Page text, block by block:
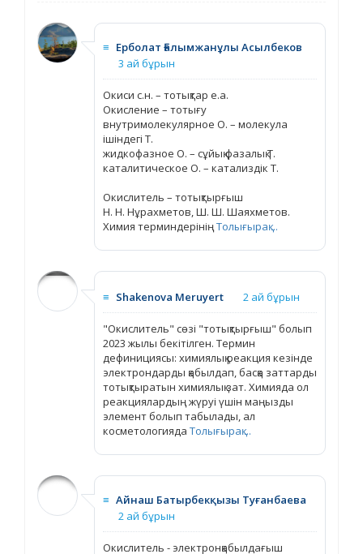
≡ Ерболат Ғалымжанұлы Асылбеков
3 ай бұрын
Окиси с.н. – тотықтар е.а.
Окисление – тотығу
внутримолекулярное О. – молекула
ішіндегі Т.
жидкофазное О. – сұйық фазалық Т.
каталитическое О. – катализдік Т.
Окислитель – тотықтырғыш
Н. Н. Нұрахметов, Ш. Ш. Шаяхметов.
Химия терминдерініңТолығырақ ...
≡ Shakenova Meruyert 2 ай бұрын
"Окислитель" сөзі "тотықтырғыш" болып
2023 жылы бекітілген. Термин
дефинициясы: химиялық реакция кезінде
электрондарды қабылдап, басқа заттарды
тотықтыратын химиялық зат. Химияда ол
реакциялардың жүруі үшін маңызды
элемент болып табылады, ал
косметологияда Толығырақ ...
≡ Айнаш Батырбекқызы Туғанбаева
2 ай бұрын
Окислитель - электронқабылдағыш